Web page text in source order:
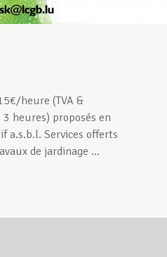
heure (TVA &
heures) proposés en
a.s.b.l. Services offerts
de jardinage ...